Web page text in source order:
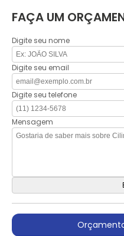
FAÇA UM
Digite seu nome
Digite seu email
Digite seu telefone
Mensagem